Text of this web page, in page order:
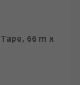
66 m x